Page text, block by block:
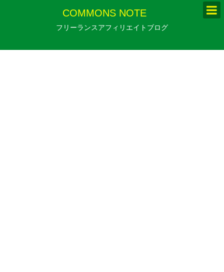
COMMONS NOTE
フリーランスアフィリエイトブログ